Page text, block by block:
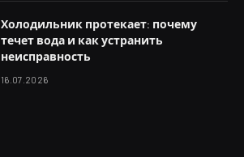
Холодильник протекает: почему
течет вода и как устранить
неисправность
16.07.2026